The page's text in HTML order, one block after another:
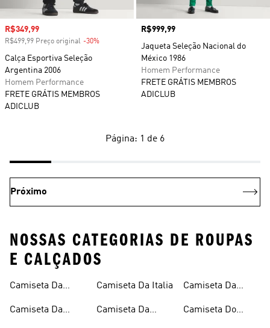
Preço com desconto
R$349,99
R$499,99 Preço original -30%
Calça Esportiva Seleção
Argentina 2006
Homem Performance
FRETE GRÁTIS MEMBROS
ADICLUB
Preço
R$999,99
Jaqueta Seleção Nacional do
México 1986
Homem Performance
FRETE GRÁTIS MEMBROS
ADICLUB
Página: 1 de 6
Próximo
NOSSAS CATEGORIAS DE ROUPAS
E CALÇADOS
Camiseta Da
Camiseta Da
Camiseta Da Italia
Camiseta Da
Camiseta Da
Camiseta Do